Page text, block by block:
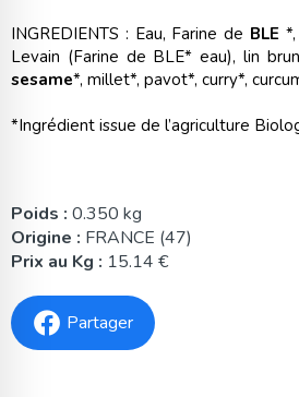
INGREDIENTS : Eau, Farine de BLE
Levain (Farine de BLE* eau), lin
sesame*, millet*, pavot*, curry*,
*Ingrédient issue de l’agriculture
Poids : 0.350 kg
Origine : FRANCE (47)
Prix au Kg : 15.14 €
Partager